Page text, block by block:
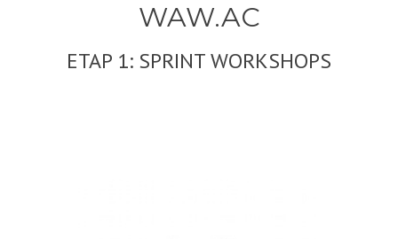
WAW.AC
ETAP 1: SPRINT WORKSHOPS